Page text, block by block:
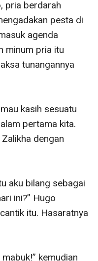
pria berdarah
pesta di
agenda
minum pria itu
tunangannya
kasih sesuatu
pertama kita.
dengan
aku bilang sebagai
ini?” Hugo
itu. Hasaratnya
kemudian